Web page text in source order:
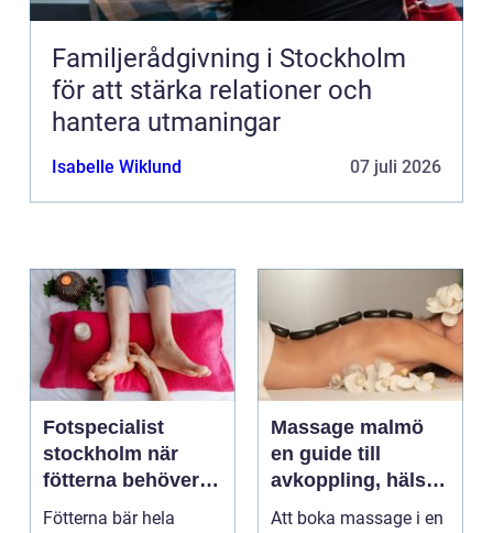
Familjerådgivning i Stockholm
för att stärka relationer och
hantera utmaningar
Isabelle Wiklund 07 juli 2026
Fotspecialist
stockholm när
fötterna behöver
mer än vila
Fötterna bär hela
Massage malmö
en guide till
avkoppling, hälsa
och välmående
Att boka massage i en